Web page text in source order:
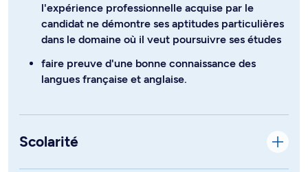
l'expérience professionnelle acquise par le
candidat ne démontre ses aptitudes particulières
dans le domaine où il veut poursuivre ses études
faire preuve d'une bonne connaissance des
langues française et anglaise.
Scolarité